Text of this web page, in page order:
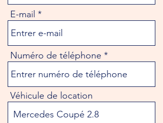
E-mail
Numéro de téléphone
Véhicule de location